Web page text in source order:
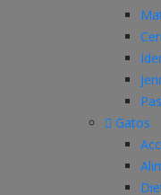
Gatos